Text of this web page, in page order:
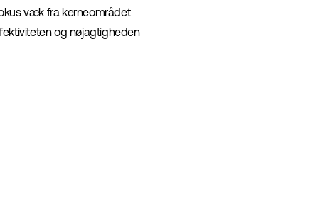
væk fra kerneområdet
og nøjagtigheden